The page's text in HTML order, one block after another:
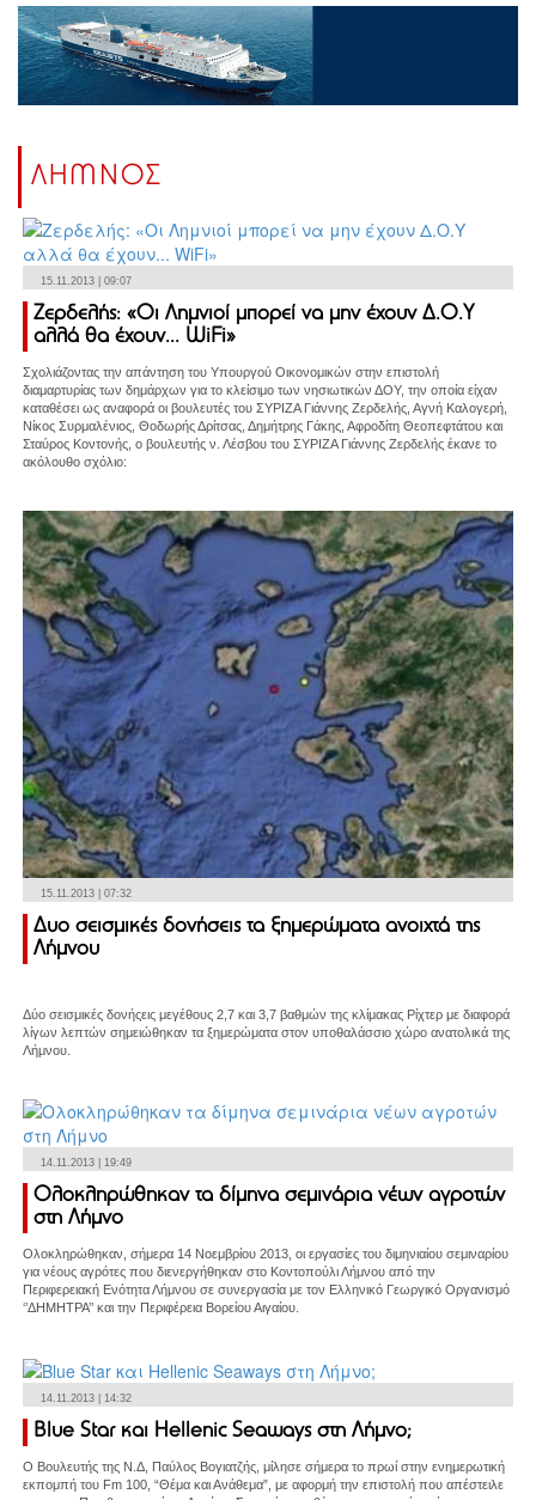
ΛΗΜΝΟΣ
15.11.2013 | 09:07
Ζερδελής: «Οι Λημνιοί μπορεί να μην έχουν Δ.Ο.Υ
αλλά θα έχουν... WiFi»
Σχολιάζοντας την απάντηση του Υπουργού Οικονομικών στην επιστολή
διαμαρτυρίας των δημάρχων για το κλείσιμο των νησιωτικών ΔΟΥ, την οποία είχαν
καταθέσει ως αναφορά οι βουλευτές του ΣΥΡΙΖΑ Γιάννης Ζερδελής, Αγνή Καλογερή,
Νίκος Συρμαλένιος, Θοδωρής Δρίτσας, Δημήτρης Γάκης, Αφροδίτη Θεοπεφτάτου και
Σταύρος Κοντονής, ο βουλευτής ν. Λέσβου του ΣΥΡΙΖΑ Γιάννης Ζερδελής έκανε το
ακόλουθο σχόλιο:
15.11.2013 | 07:32
Δυο σεισμικές δονήσεις τα ξημερώματα ανοιχτά της
Λήμνου
Δύο σεισμικές δονήςεις μεγέθους 2,7 και 3,7 βαθμών της κλίμακας Ρίχτερ με διαφορά
λίγων λεπτών σημειώθηκαν τα ξημερώματα στον υποθαλάσσιο χώρο ανατολικά της
Λήμνου.
14.11.2013 | 19:49
Ολοκληρώθηκαν τα δίμηνα σεμινάρια νέων αγροτών
στη Λήμνο
Ολοκληρώθηκαν, σήμερα 14 Νοεμβρίου 2013, οι εργασίες του διμηνιαίου σεμιναρίου
για νέους αγρότες που διενεργήθηκαν στο Κοντοπούλι Λήμνου από την
Περιφερειακή Ενότητα Λήμνου σε συνεργασία με τον Ελληνικό Γεωργικό Οργανισμό
‘’ΔΗΜΗΤΡΑ’’ και την Περιφέρεια Βορείου Αιγαίου.
14.11.2013 | 14:32
Blue Star και Hellenic Seaways στη Λήμνο;
Ο Βουλευτής της Ν.Δ, Παύλος Βογιατζής, μίλησε σήμερα το πρωί στην ενημερωτική
εκπομπή του Fm 100, “Θέμα και Ανάθεμα”, με αφορμή την επιστολή που απέστειλε